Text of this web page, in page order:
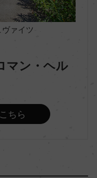
ァイツ
マン・ヘル
ちら